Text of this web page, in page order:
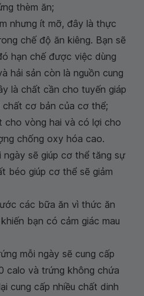
thèm ăn;
nhưng ít mỡ, đây là thực
chế độ ăn kiêng. Bạn sẽ
hạn chế được việc dùng
hải sản còn là nguồn cung
là chất cần cho tuyến giáp
cơ bản của cơ thể;
cho vòng hai và có lợi cho
chống oxy hóa cao.
ngày sẽ giúp cơ thể tăng sự
béo giúp cơ thể sẽ giảm
các bữa ăn vì thức ăn
bạn có cảm giác mau
mỗi ngày sẽ cung cấp
calo và trứng không chứa
cung cấp nhiều chất dinh